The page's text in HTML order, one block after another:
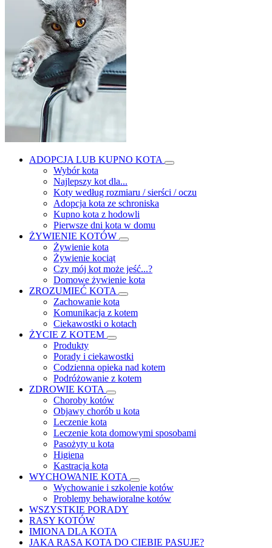
ADOPCJA LUB KUPNO KOTA
Wybór kota
Najlepszy kot dla...
Koty według rozmiaru / sierści / oczu
Adopcja kota ze schroniska
Kupno kota z hodowli
Pierwsze dni kota w domu
ŻYWIENIE KOTÓW
Żywienie kota
Żywienie kociąt
Czy mój kot może jeść...?
Domowe żywienie kota
ZROZUMIEĆ KOTA
Zachowanie kota
Komunikacja z kotem
Ciekawostki o kotach
ŻYCIE Z KOTEM
Produkty
Porady i ciekawostki
Codzienna opieka nad kotem
Podróżowanie z kotem
ZDROWIE KOTA
Choroby kotów
Objawy chorób u kota
Leczenie kota
Leczenie kota domowymi sposobami
Pasożyty u kota
Higiena
Kastracja kota
WYCHOWANIE KOTA
Wychowanie i szkolenie kotów
Problemy behawioralne kotów
WSZYSTKIE PORADY
RASY KOTÓW
IMIONA DLA KOTA
JAKA RASA KOTA DO CIEBIE PASUJE?